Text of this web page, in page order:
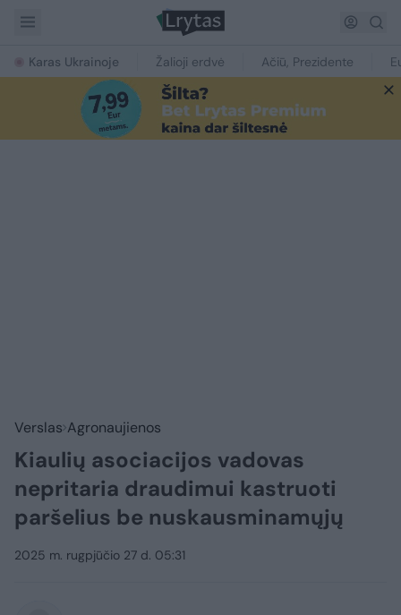
Karas Ukrainoje Žalioji erdvė Ačiū, Prezidente
Verslas Agronaujienos
Kiaulių asociacijos vadovas
nepritaria draudimui kastruoti
paršelius be nuskausminamųjų
2025 m. rugpjūčio 27 d. 05:31